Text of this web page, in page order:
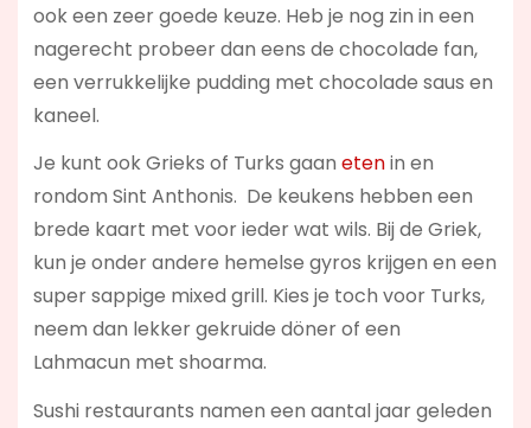
ook een zeer goede keuze. Heb je nog zin in een
nagerecht probeer dan eens de chocolade fan,
een verrukkelijke pudding met chocolade saus en
kaneel.
Je kunt ook Grieks of Turks gaan etenin en
rondom Sint Anthonis. De keukens hebben een
brede kaart met voor ieder wat wils. Bij de Griek,
kun je onder andere hemelse gyros krijgen en een
super sappige mixed grill. Kies je toch voor Turks,
neem dan lekker gekruide döner of een
Lahmacun met shoarma.
Sushi restaurants namen een aantal jaar geleden